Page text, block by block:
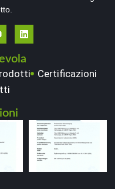
Certificazioni